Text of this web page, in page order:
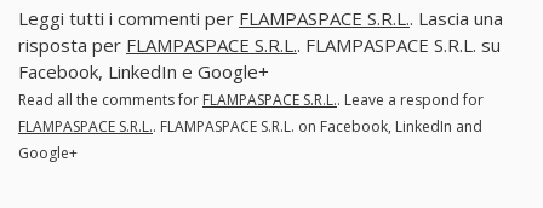
Leggi tutti i commenti per FLAMPASPACE S.R.L.. Lascia una
risposta per FLAMPASPACE S.R.L.. FLAMPASPACE S.R.L. su
Facebook, LinkedIn e Google+
Read all the comments for FLAMPASPACE S.R.L.. Leave a respond for
FLAMPASPACE S.R.L.. FLAMPASPACE S.R.L. on Facebook, LinkedIn and
Google+